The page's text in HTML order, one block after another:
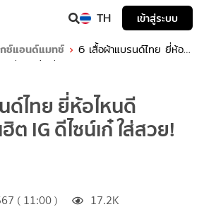
TH
เข้าสู่ระบบ
ซ์แอนด์แมทช์
6 เสื้อผ้าแบรนด์ไทย ยี่ห้อ
ไซน์เก๋ ใส่สวย!
ด์ไทย ยี่ห้อไหนดี
IG ดีไซน์เก๋ ใส่สวย!
( 11:00 )
17.2K